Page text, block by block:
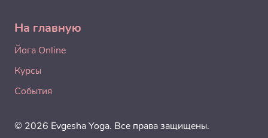
На главную
Йога Online
Курсы
События
© 2026 Evgesha Yoga. Все права защищены.